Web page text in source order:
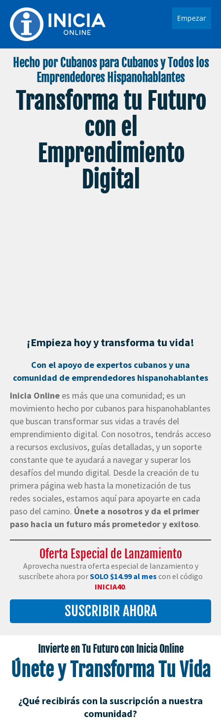
Empezar
Hecho por Cubanos para Cubanos y Todos los
Emprendedores Hispanohablantes
Transforma tu Futuro
con el
Emprendimiento
Digital
¡Empieza hoy y transforma tu vida!
Con el apoyo de expertos cubanos y una
comunidad de emprendedores hispanohablantes
Inicia Online es más que una comunidad; es un
movimiento hecho por cubanos para hispanohablantes
que buscan transformar sus vidas a través del
emprendimiento digital. Con nosotros, tendrás acceso
a recursos exclusivos, guías detalladas, y un soporte
constante que te ayudará a navegar y superar los
desafíos del mundo digital. Desde la creación de tu
primera página web hasta la monetización de tus
redes sociales, estamos aquí para apoyarte en cada
paso del camino. Únete a nosotros y da el primer
paso hacia un futuro más prometedor y exitoso.
Oferta Especial de Lanzamiento
Aprovecha nuestra oferta especial de lanzamiento y
suscríbete ahora porSOLO $14.99 al mes con el código
INICIA40.
SUSCRIBIR AHORA
Invierte en Tu Futuro con Inicia Online
Únete y Transforma Tu Vida
¿Qué recibirás con la suscripción a nuestra
comunidad?